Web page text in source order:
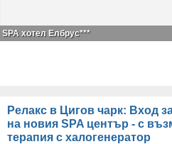
SPA хотел Елбрус***
Релакс в Цигов чарк: Вход
на новия SPA център - с
терапия с халогенератор